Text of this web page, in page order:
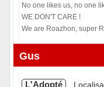
No one likes us, no one
WE DON'T CARE !
We are Roazhon, super
Hors ligne
Gus
L'Adopté